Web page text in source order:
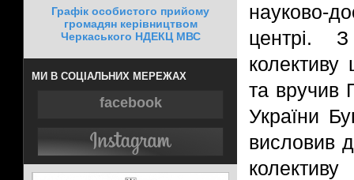
Графік особистого прийому
громадян керівництвом
Черкаського НДЕКЦ МВС
МИ В СОЦІАЛЬНИХ МЕРЕЖАХ
facebook
науково-
центрі.
колективу
та вручив
України
висловив